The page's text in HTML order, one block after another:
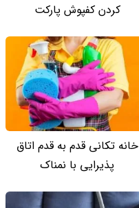
کردن کفپوش پارکت
خانه تکانی قدم به قدم اتاق
پذیرایی با نمناک